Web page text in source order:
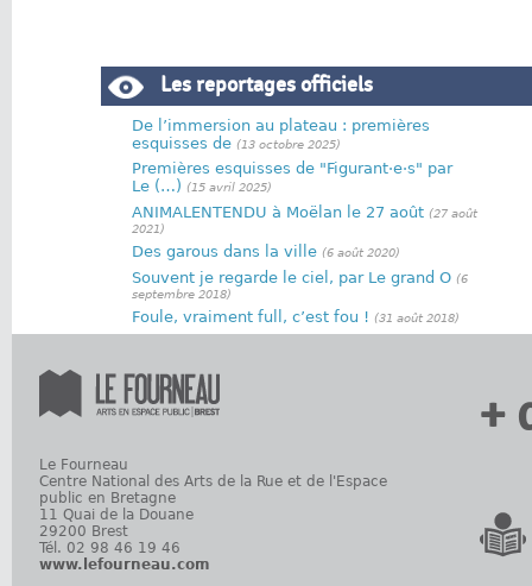
Les reportages officiels
De l’immersion au plateau : premières
esquisses de (13 octobre 2025)
Premières esquisses de "Figurant·e·s" par
Le (…) (15 avril 2025)
ANIMALENTENDU à Moëlan le 27 août (27 août
2021)
Des garous dans la ville (6 août 2020)
Souvent je regarde le ciel, par Le grand O (6
septembre 2018)
Foule, vraiment full, c’est fou ! (31 août 2018)
Le Fourneau
Centre National des Arts de la Rue et de l'Espace
public en Bretagne
11 Quai de la Douane
29200 Brest
Tél. 02 98 46 19 46
www.lefourneau.com
+